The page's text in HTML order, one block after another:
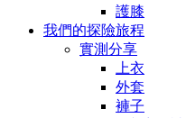
護膝
我們的探險旅程
實測分享
上衣
外套
褲子